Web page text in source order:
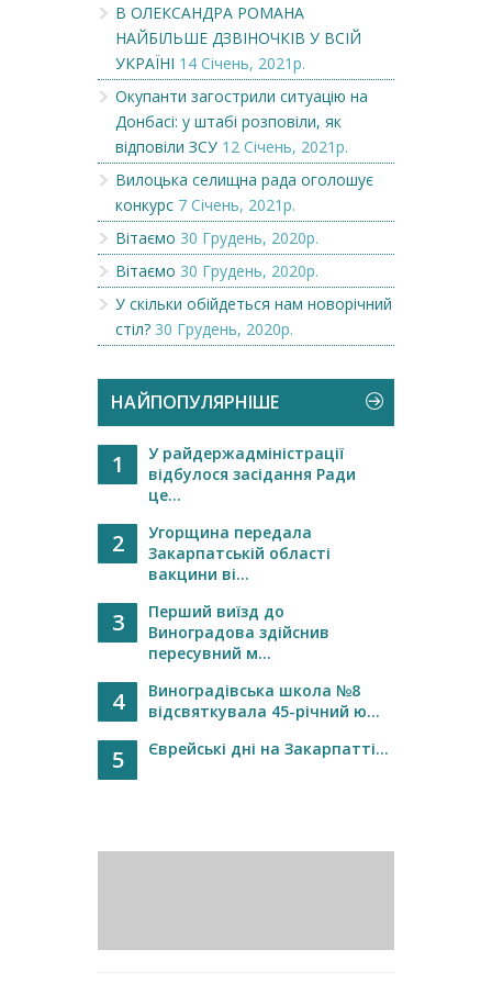
В ОЛЕКСАНДРА РОМАНА
НАЙБІЛЬШЕ ДЗВІНОЧКІВ У ВСІЙ
УКРАЇНІ 14 Січень, 2021р.
Окупанти загострили ситуацію на
Донбасі: у штабі розповіли, як
відповіли ЗСУ 12 Січень, 2021р.
Вилоцька селищна рада оголошує
конкурс 7 Січень, 2021р.
Вітаємо 30 Грудень, 2020р.
Вітаємо 30 Грудень, 2020р.
У скільки обійдеться нам новорічний
стіл? 30 Грудень, 2020р.
НАЙПОПУЛЯРНІШЕ
1
У райдержадміністрації
відбулося засідання Ради
це...
2
Угорщина передала
Закарпатській області
вакцини ві...
3
Перший виїзд до
Виноградова здійснив
пересувний м...
4
Виноградівська школа №8
відсвяткувала 45-річний ю...
5 Єврейські дні на Закарпатті...